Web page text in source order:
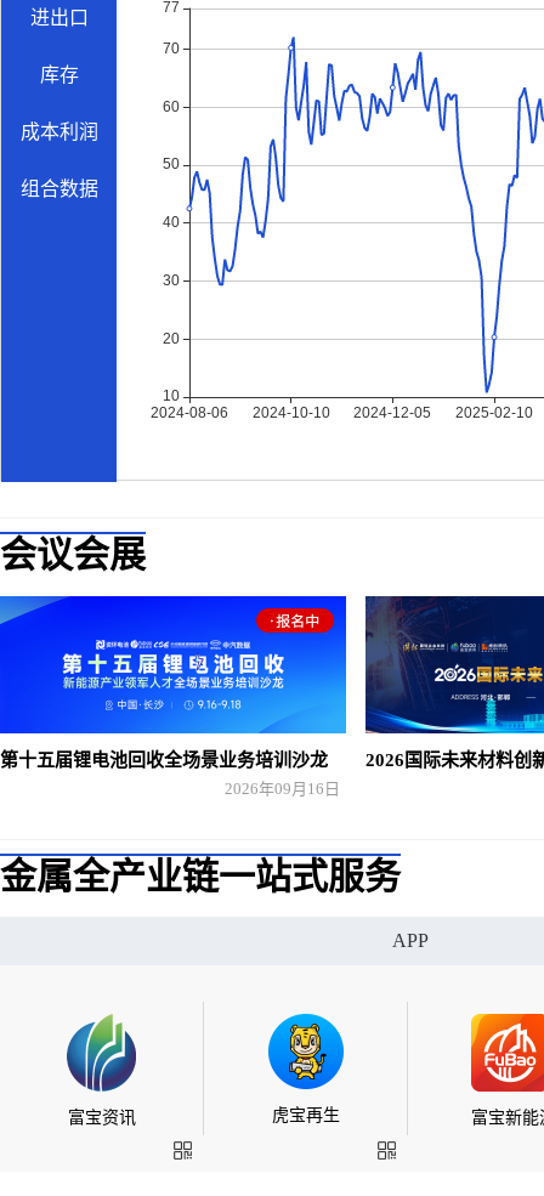
进出口
库存
成本利润
组合数据
会议会展
第十五届锂电池回收全场景业务培训沙龙
2026年09月16日
2026国际未来材料创
金属全产业链一站式服务
APP
富宝资讯 虎宝再生 富宝新能